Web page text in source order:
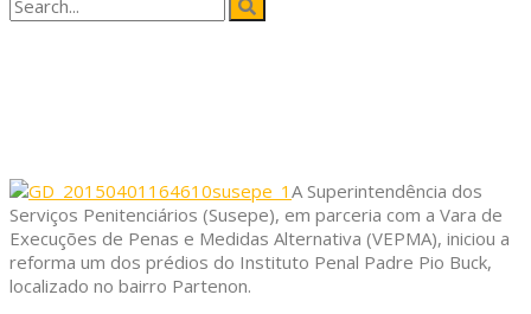
A Superintendência dos
Serviços Penitenciários (Susepe), em parceria com a Vara de
Execuções de Penas e Medidas Alternativa (VEPMA), iniciou a
reforma um dos prédios do Instituto Penal Padre Pio Buck,
localizado no bairro Partenon.